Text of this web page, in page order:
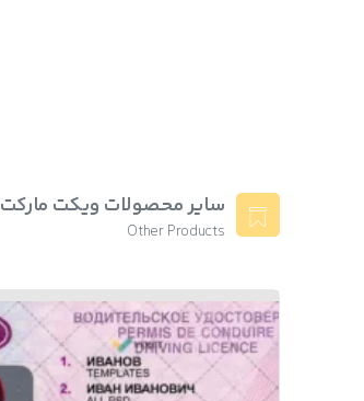
سایر محصولات ویکت مارکت
Other Products